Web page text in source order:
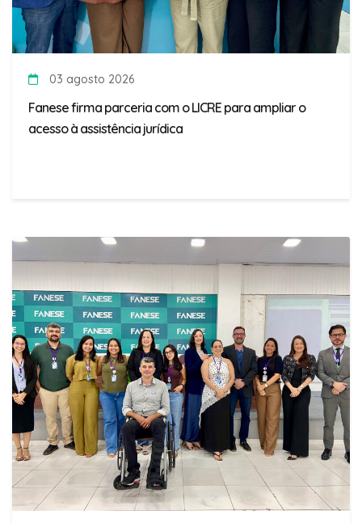
03 agosto 2026
Fanese firma parceria com o LICRE para ampliar o
acesso à assistência jurídica